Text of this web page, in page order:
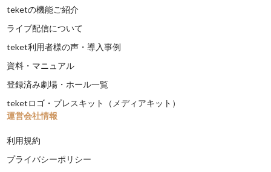
teketの機能ご紹介
ライブ配信について
teket利用者様の声・導入事例
資料・マニュアル
登録済み劇場・ホール一覧
teketロゴ・プレスキット（メディアキット）
運営会社情報
利用規約
プライバシーポリシー